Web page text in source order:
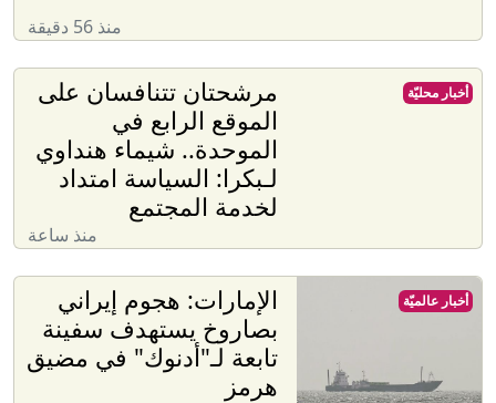
منذ 56 دقيقة
مرشحتان تتنافسان على
الموقع الرابع في
الموحدة.. شيماء هنداوي
لـبكرا: السياسة امتداد
لخدمة المجتمع
منذ ساعة
أخبار محليّة
الإمارات: هجوم إيراني
بصاروخ يستهدف سفينة
تابعة لـ"أدنوك" في مضيق
هرمز
أخبار عالميّة